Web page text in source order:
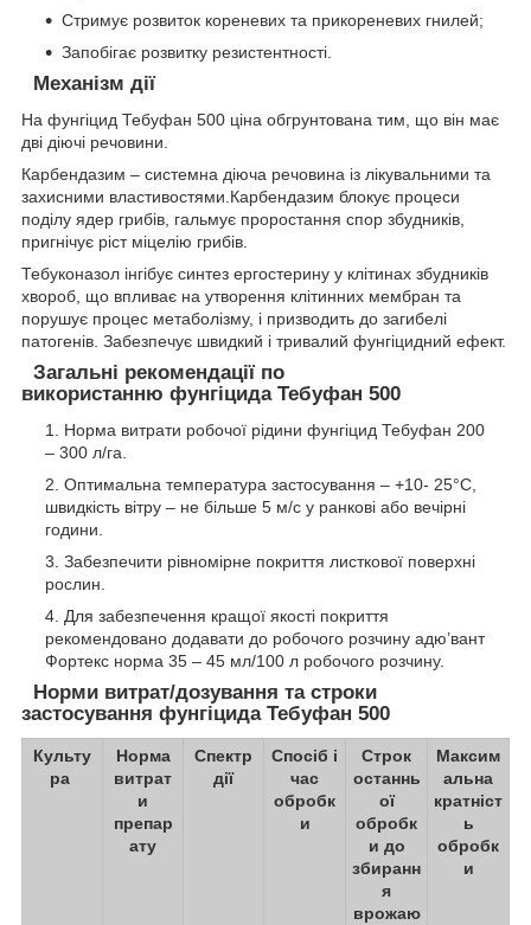
Стримує розвиток кореневих та прикореневих гнилей;
Запобігає розвитку резистентності.
Механізм дії
На фунгіцид Тебуфан 500 ціна обгрунтована тим, що він має
дві діючі речовини.
Карбендазим – системна діюча речовина із лікувальними та
захисними властивостями.Карбендазим блокує процеси
поділу ядер грибів, гальмує проростання спор збудників,
пригнічує ріст міцелію грибів.
Тебуконазол інгібує синтез ергостерину у клітинах збудників
хвороб, що впливає на утворення клітинних мембран та
порушує процес метаболізму, і призводить до загибелі
патогенів. Забезпечує швидкий і тривалий фунгіцидний ефект.
Загальні рекомендації по
використанню фунгіцида Тебуфан 500
Норма витрати робочої рідини фунгіцид Тебуфан 200
– 300 л/га.
Оптимальна температура застосування – +10- 25°С,
швидкість вітру – не більше 5 м/с у ранкові або вечірні
години.
Забезпечити рівномірне покриття листкової поверхні
рослин.
Для забезпечення кращої якості покриття
рекомендовано додавати до робочого розчину адю’вант
Фортекс норма 35 – 45 мл/100 л робочого розчину.
Норми витрат/дозування та строки
застосування фунгіцида Тебуфан 500
Культу
ра
Норма
витрат
и
препар
ату
Спектр
дії
Спосіб і
час
обробк
и
Строк
останнь
ої
обробк
и до
збиранн
я
врожаю
Максим
альна
кратніст
ь
обробк
и